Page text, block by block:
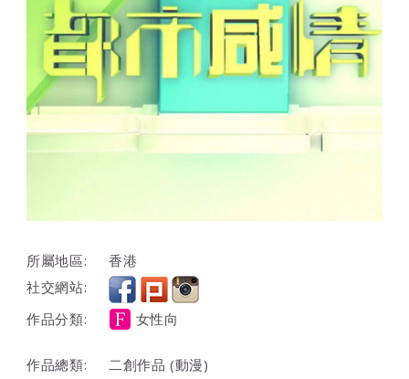
所屬地區:
香港
社交網站:
作品分類:
女性向
作品總類: 二創作品 (動漫)